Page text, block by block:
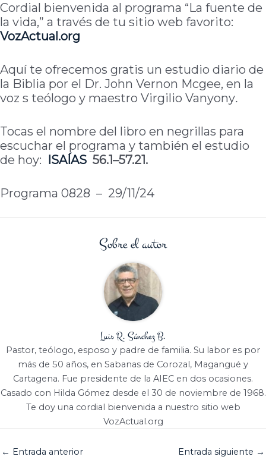
Cordial bienvenida al programa “La fuente de
la vida,” a través de tu sitio web favorito:
VozActual.org
Aquí te ofrecemos gratis un estudio diario de
la Biblia por el Dr. John Vernon Mcgee, en la
voz s teólogo y maestro Virgilio Vanyony.
Tocas el nombre del libro en negrillas para
escuchar el programa y también el estudio
de hoy: ISAÍAS 56.1–57.21.
Programa 0828 – 29/11/24
Sobre el autor
Luis R. Sánchez B.
Pastor, teólogo, esposo y padre de familia. Su labor es por
más de 50 años, en Sabanas de Corozal, Magangué y
Cartagena. Fue presidente de la AIEC en dos ocasiones.
Casado con Hilda Gómez desde el 30 de noviembre de 1968.
Te doy una cordial bienvenida a nuestro sitio web
VozActual.org
← Entrada anterior Entrada siguiente →